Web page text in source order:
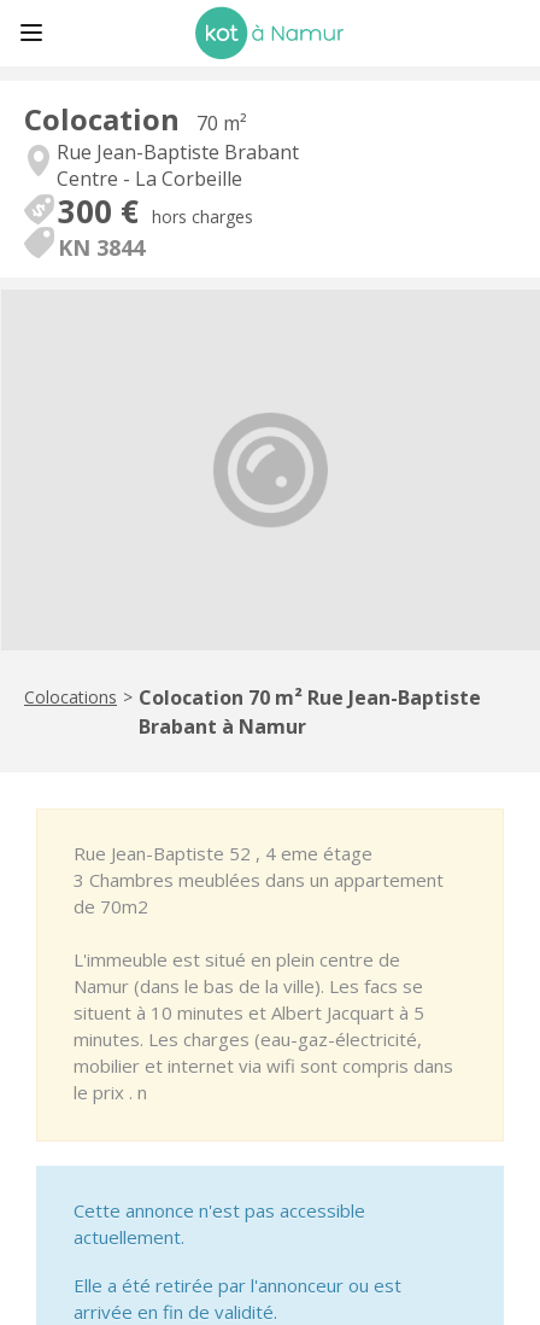
Colocation
70 m²
Rue Jean-Baptiste Brabant
Centre - La Corbeille
300 € hors charges
KN 3844
Colocations > Colocation 70 m² Rue Jean-Baptiste
Brabant à Namur
Rue Jean-Baptiste 52 , 4 eme étage
3 Chambres meublées dans un appartement
de 70m2
L'immeuble est situé en plein centre de
Namur (dans le bas de la ville). Les facs se
situent à 10 minutes et Albert Jacquart à 5
minutes. Les charges (eau-gaz-électricité,
mobilier et internet via wifi sont compris dans
le prix . n
Cette annonce n'est pas accessible
actuellement.
Elle a été retirée par l'annonceur ou est
arrivée en fin de validité.